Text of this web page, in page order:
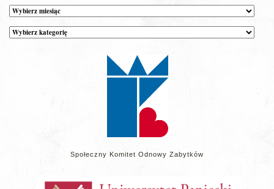
Archiwum
Kategorie
wpisów
Społeczny Komitet Odnowy Zabytków